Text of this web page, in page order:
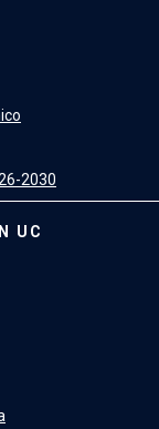
2030
UC